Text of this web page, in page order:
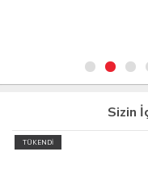
Sizin
TÜKENDİ